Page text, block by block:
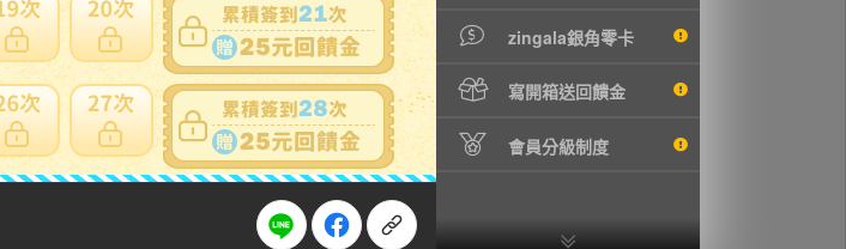
zingala銀角零卡
寫開箱送回饋金
會員分級制度
品 名